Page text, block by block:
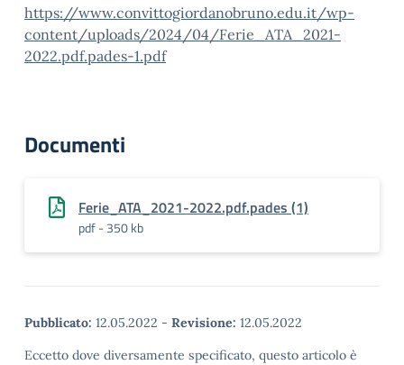
https://www.convittogiordanobruno.edu.it/wp-
content/uploads/2024/04/Ferie_ATA_2021-
2022.pdf.pades-1.pdf
Documenti
Ferie_ATA_2021-2022.pdf.pades (1)
pdf - 350 kb
Pubblicato: 12.05.2022 - Revisione: 12.05.2022
Eccetto dove diversamente specificato, questo articolo è